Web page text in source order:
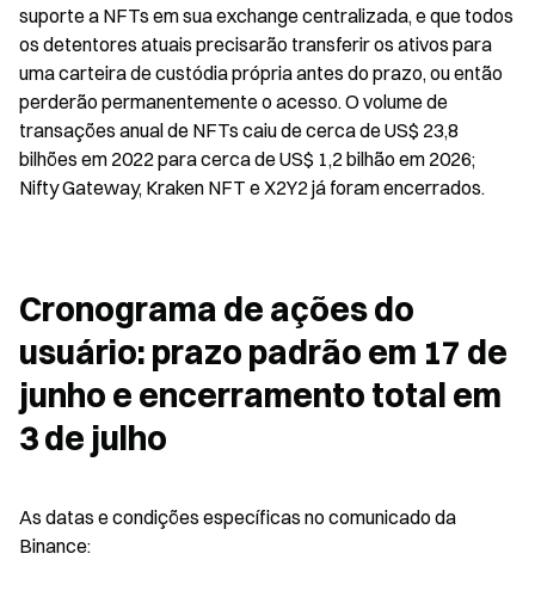
suporte a NFTs em sua exchange centralizada, e que todos
os detentores atuais precisarão transferir os ativos para
uma carteira de custódia própria antes do prazo, ou então
perderão permanentemente o acesso. O volume de
transações anual de NFTs caiu de cerca de US$ 23,8
bilhões em 2022 para cerca de US$ 1,2 bilhão em 2026;
Nifty Gateway, Kraken NFT e X2Y2 já foram encerrados.
Cronograma de ações do
usuário: prazo padrão em 17 de
junho e encerramento total em
3 de julho
As datas e condições específicas no comunicado da
Binance: